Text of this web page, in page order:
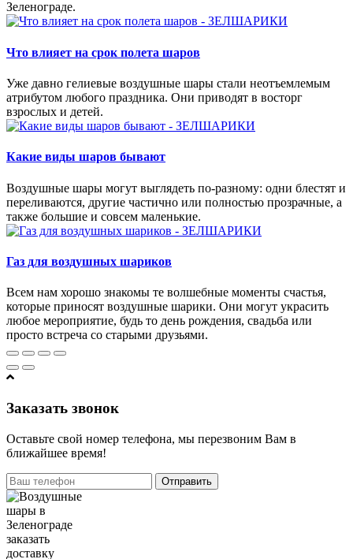
Зеленограде.
Что влияет на срок полета шаров
Уже давно гелиевые воздушные шары стали неотъемлемым
атрибутом любого праздника. Они приводят в восторг
взрослых и детей.
Какие виды шаров бывают
Воздушные шары могут выглядеть по-разному: одни блестят и
переливаются, другие частично или полностью прозрачные, а
также большие и совсем маленькие.
Газ для воздушных шариков
Всем нам хорошо знакомы те волшебные моменты счастья,
которые приносят воздушные шарики. Они могут украсить
любое мероприятие, будь то день рождения, свадьба или
просто встреча со старыми друзьями.
Заказать звонок
Оставьте свой номер телефона, мы перезвоним Вам в
ближайшее время!
Отправить